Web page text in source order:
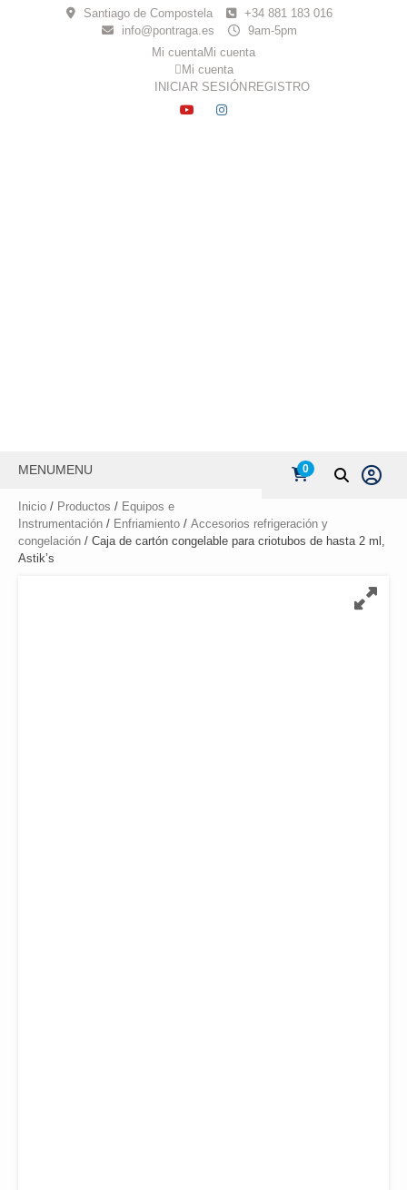
Santiago de Compostela
+34 881 183 016
info@pontraga.es
9am-5pm
Mi cuentaMi cuenta
Mi cuenta
INICIAR SESIÓN REGISTRO
YOUTUBE
INSTAGRAM
MENUMENU 0
Inicio / Productos / Equipos e
Instrumentación / Enfriamiento / Accesorios refrigeración y
congelación / Caja de cartón congelable para criotubos de hasta 2 ml,
Astik’s